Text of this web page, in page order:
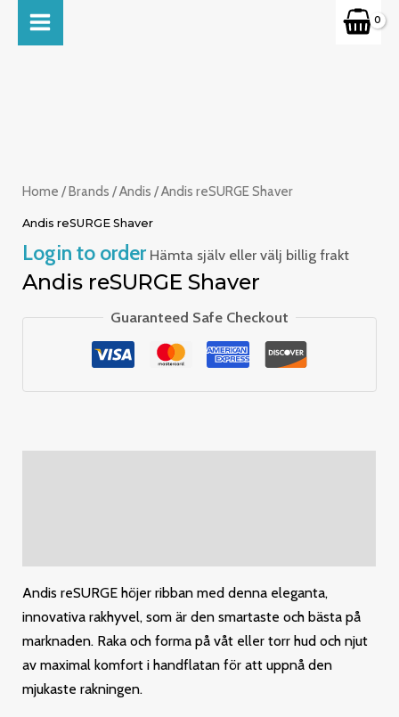
MAIN
Home /Brands /Andis / Andis reSURGE Shaver
Andis reSURGE Shaver
Login to order Hämta själv eller välj billig frakt
Andis reSURGE Shaver
Guaranteed Safe Checkout
Andis reSURGE höjer ribban med denna eleganta,
innovativa rakhyvel, som är den smartaste och bästa på
marknaden. Raka och forma på våt eller torr hud och njut
av maximal komfort i handflatan för att uppnå den
mjukaste rakningen.